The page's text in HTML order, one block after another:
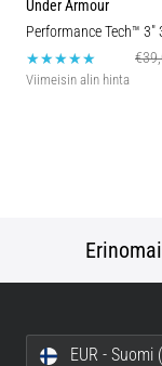
Under Armour
Performance Tech™ 3"
Viimeisin alin hinta
EUR - Suomi